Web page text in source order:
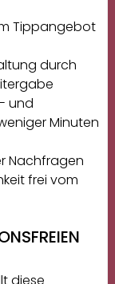
Tippangebot
durch
und
Minuten
Nachfragen
frei vom
diese